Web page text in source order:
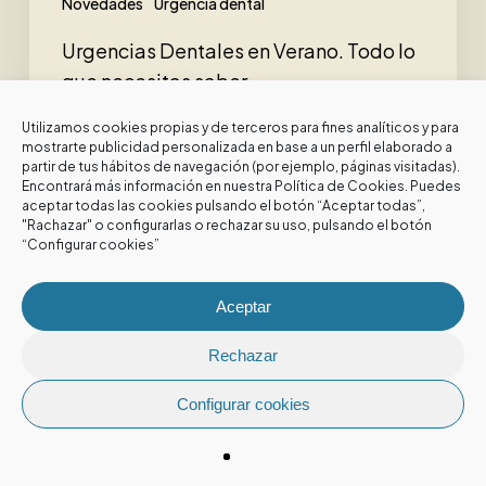
Utilizamos cookies propias y de terceros para fines analíticos y para
mostrarte publicidad personalizada en base a un perfil elaborado a
partir de tus hábitos de navegación (por ejemplo, páginas visitadas).
Encontrará más información en nuestra Política de Cookies. Puedes
aceptar todas las cookies pulsando el botón “Aceptar todas”,
"Rachazar" o configurarlas o rechazar su uso, pulsando el botón
“Configurar cookies”
Aceptar
Rechazar
Configurar cookies
Urgencias Dentales en Verano. Todo lo
que necesitas saber.
12 de junio de 2026